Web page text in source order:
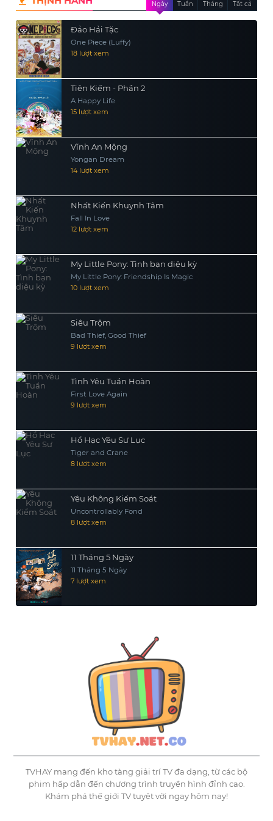
nham hiểm, cuối cùng hai người có
được hạnh phúc và tình yêu thuộc về
mình.
Ngày Tuần Tháng Tất cả
Đảo Hải Tặc
One Piece (Luffy)
18 lượt xem
Tiên Kiếm - Phần 2
A Happy Life
15 lượt xem
Vĩnh An Mộng
Yongan Dream
14 lượt xem
Nhất Kiến Khuynh Tâm
Fall In Love
12 lượt xem
My Little Pony: Tình bạn diệu kỳ
My Little Pony: Friendship Is Magic
10 lượt xem
Siêu Trộm
Bad Thief, Good Thief
9 lượt xem
Tình Yêu Tuần Hoàn
First Love Again
9 lượt xem
Hổ Hạc Yêu Sư Lục
Tiger and Crane
8 lượt xem
Yêu Không Kiểm Soát
Uncontrollably Fond
8 lượt xem
11 Tháng 5 Ngày
11 Tháng 5 Ngày
7 lượt xem
TVHAY mang đến kho tàng giải trí TV đa dạng, từ các bộ
phim hấp dẫn đến chương trình truyền hình đỉnh cao.
Khám phá thế giới TV tuyệt vời ngay hôm nay!